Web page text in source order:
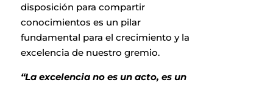
disposición para compartir
conocimientos es un pilar
fundamental para el crecimiento y la
excelencia de nuestro gremio.
“La excelencia no es un acto, es un